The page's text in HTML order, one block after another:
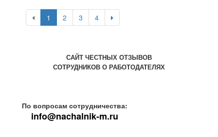
1 2 3 4
САЙТ ЧЕСТНЫХ ОТЗЫВОВ
СОТРУДНИКОВ О РАБОТОДАТЕЛЯХ
По вопросам сотрудничества:
info@nachalnik-m.ru